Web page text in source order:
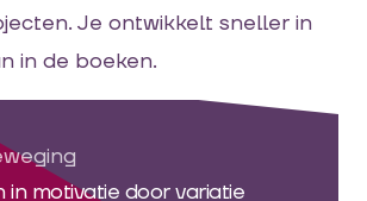
Je ontwikkelt sneller in
in de boeken.
in motivatie door variatie